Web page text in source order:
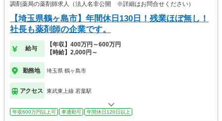
調剤薬局の薬剤師求人（法人名非公開 ※詳細はお問合せください）
【埼玉県鶴ヶ島市】年間休日130日！残業ほぼ無し！
社長も薬剤師の企業です。
給与
【年収】400万円～600万円
【時給】2,000円～
勤務地 埼玉県 鶴ヶ島市
アクセス 東武東上線 若葉駅
年収600万円以上可 車通勤可 年間休日120日以上